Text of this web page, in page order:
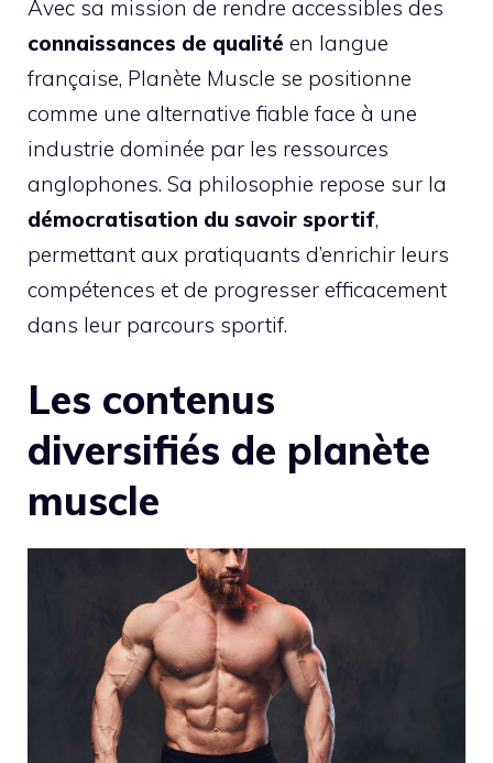
Avec sa mission de rendre accessibles des
connaissances de qualité en langue
française, Planète Muscle se positionne
comme une alternative fiable face à une
industrie dominée par les ressources
anglophones. Sa philosophie repose sur la
démocratisation du savoir sportif,
permettant aux pratiquants d’enrichir leurs
compétences et de progresser efficacement
dans leur parcours sportif.
Les contenus
diversifiés de planète
muscle